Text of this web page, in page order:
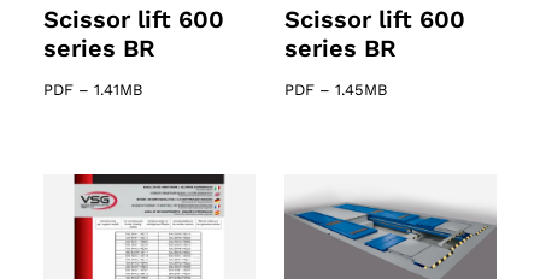
Scissor lift 600
series BR
PDF – 1.41MB
Scissor lift 600
series BR
PDF – 1.45MB